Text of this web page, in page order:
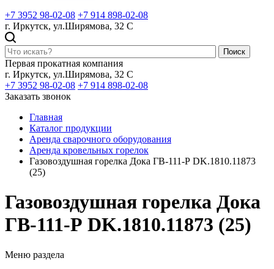
+7 3952 98-02-08 +7 914 898-02-08
г. Иркутск, ул.Ширямова, 32 С
Поиск
Первая прокатная компания
г. Иркутск, ул.Ширямова, 32 С
+7 3952 98-02-08 +7 914 898-02-08
Заказать звонок
Главная
Каталог продукции
Аренда сварочного оборудования
Аренда кровельных горелок
Газовоздушная горелка Дока ГВ-111-Р DK.1810.11873
(25)
Газовоздушная горелка Дока
ГВ-111-Р DK.1810.11873 (25)
Меню раздела